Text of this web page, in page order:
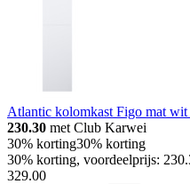
Atlantic kolomkast Figo mat
230.30 met Club Karwei
30% korting30% korting
30% korting, voordeelprijs:
329.00